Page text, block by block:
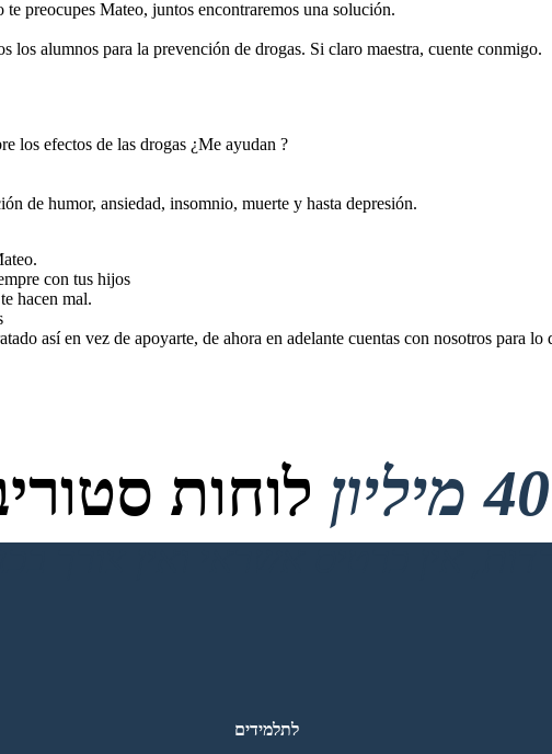
preocupes Mateo, juntos encontraremos una solución.
los alumnos para la prevención de drogas. Si claro maestra, cuente conmigo.
los efectos de las drogas ¿Me ayudan ?
de humor, ansiedad, insomnio, muerte y hasta depresión.
con tus hijos
hacen mal.
así en vez de apoyarte, de ahora en adelante cuentas con nosotros para lo
40 מיליון לוחות
לתלמידים